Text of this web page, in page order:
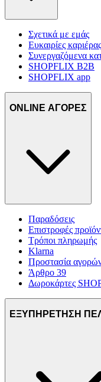
Σχετικά με εμάς
Ευκαιρίες καριέρας
Συνεργαζόμενα
SHOPFLIX B2B
SHOPFLIX app
ONLINE ΑΓΟΡΕΣ
Παραδόσεις
Επιστροφές
Τρόποι πληρωμής
Klarna
Προστασία
Άρθρο 39
Δωροκάρτες
ΕΞΥΠΗΡΕΤΗΣΗ